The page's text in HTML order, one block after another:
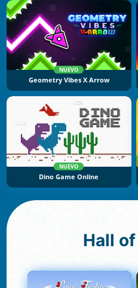
NUEVO
Geometry Vibes X Arrow
NUEVO
Dino Game Online
Hall of